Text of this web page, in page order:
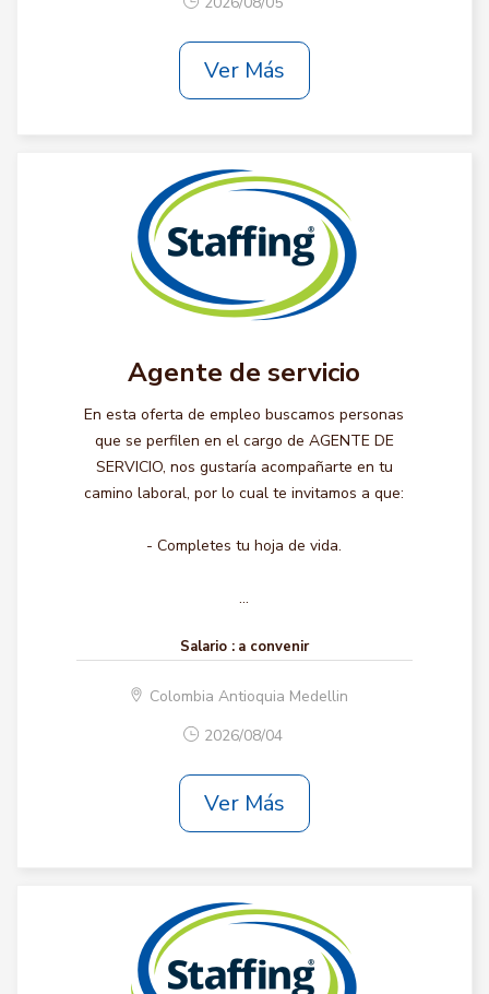
Ver Más
Agente de servicio
En esta oferta de empleo buscamos personas
que se perfilen en el cargo de AGENTE DE
SERVICIO, nos gustaría acompañarte en tu
camino laboral, por lo cual te invitamos a que:
- Completes tu hoja de vida.
...
Salario : a convenir
Colombia Antioquia Medellin
2026/08/04
Ver Más